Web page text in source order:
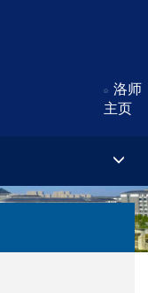
洛师
主页